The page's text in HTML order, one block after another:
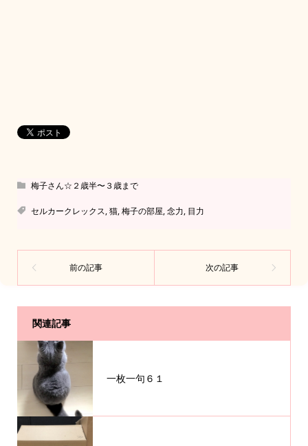
梅子さん☆２歳半〜３歳まで
セルカークレックス,猫,梅子の部屋,念力, 目力
関連記事
一枚一句６１